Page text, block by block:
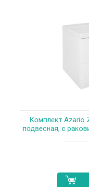
Комплект Azario
подвесная, с